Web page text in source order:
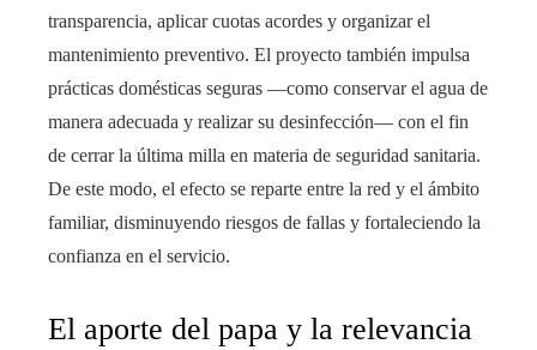
transparencia, aplicar cuotas acordes y organizar el
mantenimiento preventivo. El proyecto también impulsa
prácticas domésticas seguras —como conservar el agua de
manera adecuada y realizar su desinfección— con el fin
de cerrar la última milla en materia de seguridad sanitaria.
De este modo, el efecto se reparte entre la red y el ámbito
familiar, disminuyendo riesgos de fallas y fortaleciendo la
confianza en el servicio.
El aporte del papa y la relevancia